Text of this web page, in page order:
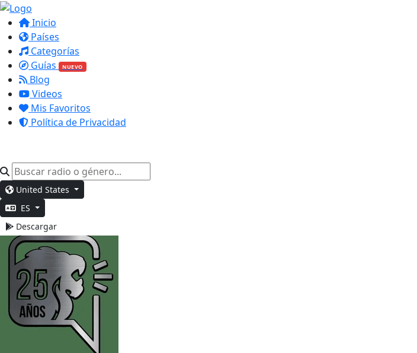
Inicio
Países
Categorías
Guías
NUEVO
Blog
Videos
Mis Favoritos
Política de Privacidad
United States
ES
Descargar